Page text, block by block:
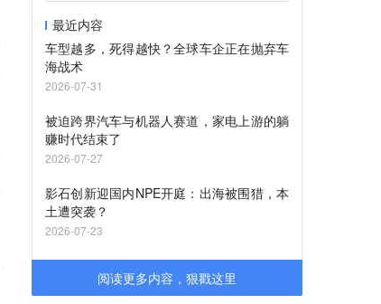
最近内容
车型越多，死得越快？全球车企正在抛弃车
海战术
2026-07-31
被迫跨界汽车与机器人赛道，家电上游的躺
赚时代结束了
2026-07-27
影石创新迎国内NPE开庭：出海被围猎，本
土遭突袭？
2026-07-23
阅读更多内容，狠戳这里